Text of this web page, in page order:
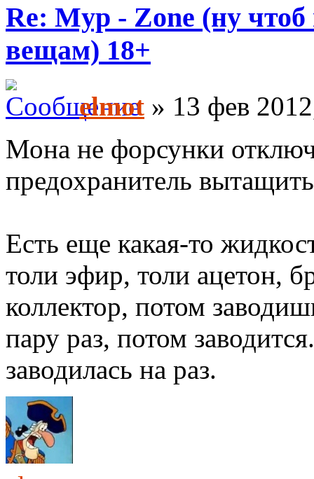
Re: Myp - Zone (ну
вещам) 18+
elmot » 13 фев
Мона не форсунки
предохранитель
Есть еще какая-то
толи эфир, толи ацетон,
коллектор, потом
пару раз, потом
заводилась на раз.